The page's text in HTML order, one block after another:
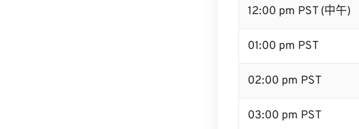
12:00 pm PST (中午)
01:00 pm PST
02:00 pm PST
03:00 pm PST